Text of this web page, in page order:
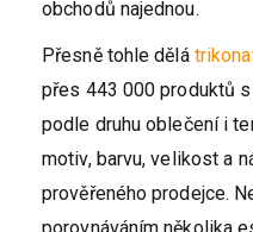
obchodů najednou.
Přesně tohle dělá
přes 443 000 produktů
podle druhu oblečení i
motiv, barvu, velikost a
prověřeného prodejce.